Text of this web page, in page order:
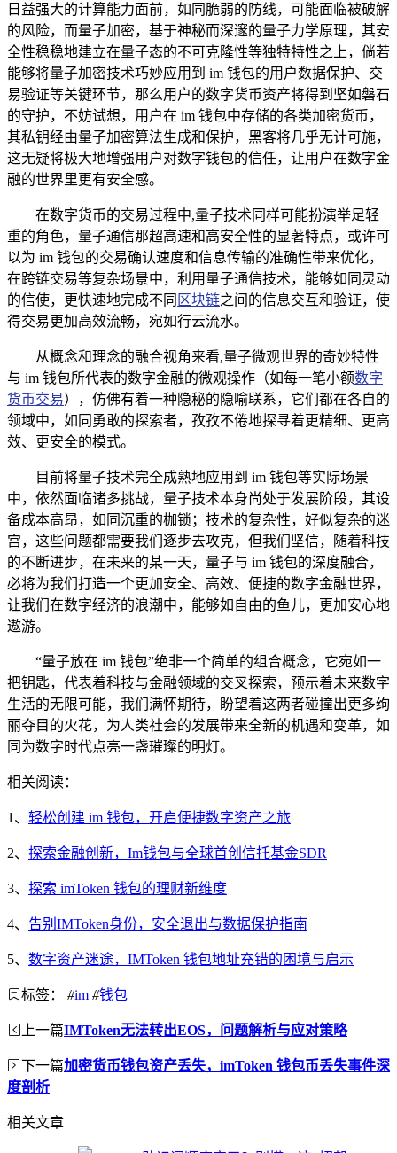
日益强大的计算能力面前，如同脆弱的防线，可能面临被破解
的风险，而量子加密，基于神秘而深邃的量子力学原理，其安
全性稳稳地建立在量子态的不可克隆性等独特特性之上，倘若
能够将量子加密技术巧妙应用到 im 钱包的用户数据保护、交
易验证等关键环节，那么用户的数字货币资产将得到坚如磐石
的守护，不妨试想，用户在 im 钱包中存储的各类加密货币，
其私钥经由量子加密算法生成和保护，黑客将几乎无计可施，
这无疑将极大地增强用户对数字钱包的信任，让用户在数字金
融的世界里更有安全感。
在数字货币的交易过程中,量子技术同样可能扮演举足轻
重的角色，量子通信那超高速和高安全性的显著特点，或许可
以为 im 钱包的交易确认速度和信息传输的准确性带来优化，
在跨链交易等复杂场景中，利用量子通信技术，能够如同灵动
的信使，更快速地完成不同 区块链之间的信息交互和验证，使
得交易更加高效流畅，宛如行云流水。
从概念和理念的融合视角来看,量子微观世界的奇妙特性
与 im 钱包所代表的数字金融的微观操作（如每一笔小额数字
货币交易），仿佛有着一种隐秘的隐喻联系，它们都在各自的
领域中，如同勇敢的探索者，孜孜不倦地探寻着更精细、更高
效、更安全的模式。
目前将量子技术完全成熟地应用到 im 钱包等实际场景
中，依然面临诸多挑战，量子技术本身尚处于发展阶段，其设
备成本高昂，如同沉重的枷锁；技术的复杂性，好似复杂的迷
宫，这些问题都需要我们逐步去攻克，但我们坚信，随着科技
的不断进步，在未来的某一天，量子与 im 钱包的深度融合，
必将为我们打造一个更加安全、高效、便捷的数字金融世界，
让我们在数字经济的浪潮中，能够如自由的鱼儿，更加安心地
遨游。
“量子放在 im 钱包”绝非一个简单的组合概念，它宛如一
把钥匙，代表着科技与金融领域的交叉探索，预示着未来数字
生活的无限可能，我们满怀期待，盼望着这两者碰撞出更多绚
丽夺目的火花，为人类社会的发展带来全新的机遇和变革，如
同为数字时代点亮一盏璀璨的明灯。
相关阅读：
1、 轻松创建 im 钱包，开启便捷数字资产之旅
2、 探索金融创新，Im钱包与全球首创信托基金SDR
3、 探索 imToken 钱包的理财新维度
4、 告别IMToken身份，安全退出与数据保护指南
5、 数字资产迷途，IMToken 钱包地址充错的困境与启示
标签： #im #钱包
上一篇IMToken无法转出EOS，问题解析与应对策略
下一篇加密货币钱包资产丢失，imToken 钱包币丢失事件深
度剖析
相关文章